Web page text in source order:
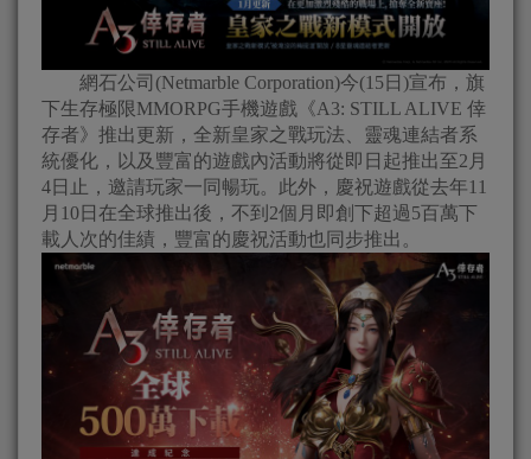
網石公司(Netmarble Corporation)今(15日)宣布，旗
下生存極限MMORPG手機遊戲《A3: STILL ALIVE 倖
存者》推出更新，全新皇家之戰玩法、靈魂連結者系
統優化，以及豐富的遊戲內活動將從即日起推出至2月
4日止，邀請玩家一同暢玩。此外，慶祝遊戲從去年11
月10日在全球推出後，不到2個月即創下超過5百萬下
載人次的佳績，豐富的慶祝活動也同步推出。